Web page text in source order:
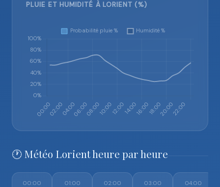
PLUIE ET HUMIDITÉ À LORIENT (%)
🕐 Météo Lorient heure par heure
00:00 01:00 02:00 03:00 04:00